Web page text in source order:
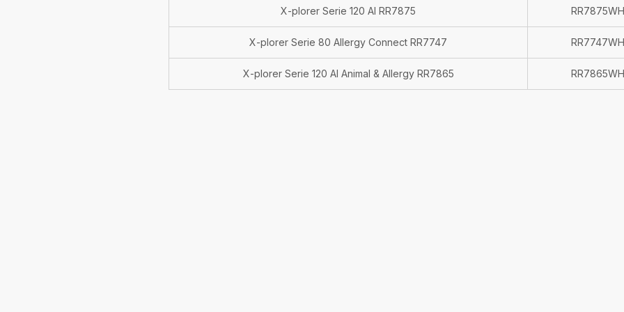
X-plorer Serie 120 AI RR7875
RR7875WH
X-plorer Serie 80 Allergy Connect RR7747
RR7747WH
X-plorer Serie 120 AI Animal & Allergy RR7865
RR7865WH